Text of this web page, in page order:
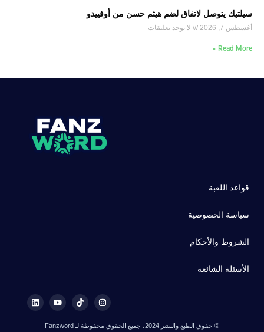
سيلتيك يتوصل لاتفاق لضم هيثم حسن من أوفييدو
أغسطس 7, 2026 لا توجد تعليقات
Read More »
قواعد اللعبة
سياسة الخصوصية
الشروط والأحكام
الأسئلة الشائعة
© حقوق الطبع والنشر 2024، جميع الحقوق محفوظة لـ Fanzword